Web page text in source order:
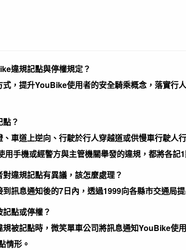
違規記點與停權規定？
，提升YouBike使用者的安全騎乘概念，落實行
？
車道上逆向、行駛於行人穿越道或供慢車行駛人
用手機或經警方與主管機關舉發的違規，都將各記
違規記點有異議，該怎麼處理？
訊息通知後的7日內，透過1999向各縣市交通局
點或停權？
被記點時，微笑單車公司將訊息通知YouBike使
情形。